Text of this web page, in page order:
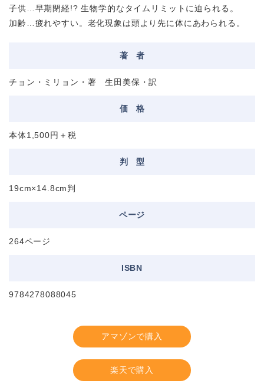
子供…早期閉経!? 生物学的なタイムリミットに迫られる。
加齢…疲れやすい。老化現象は頭より先に体にあわられる。
著 者
チョン・ミリョン・著 生田美保・訳
価 格
本体1,500円＋税
判 型
19cm×14.8cm判
ページ
264ページ
ISBN
9784278088045
アマゾンで購入
楽天で購入